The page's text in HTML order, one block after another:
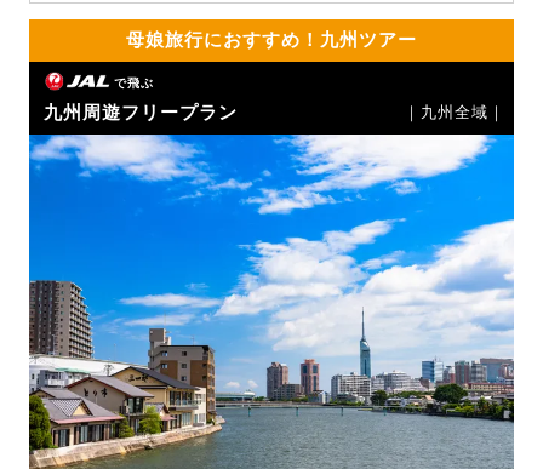
母娘旅行におすすめ！九州ツアー
で飛ぶ
九州周遊フリープラン ｜九州全域｜